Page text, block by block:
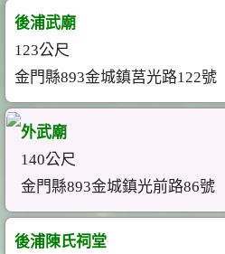
後浦武廟
123公尺
金門縣893金城鎮莒光路122號
外武廟
140公尺
金門縣893金城鎮光前路86號
後浦陳氏祠堂